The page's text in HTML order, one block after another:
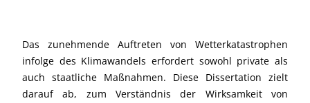
Das zunehmende Auftreten von Wetterkatastrophen
infolge des Klimawandels erfordert sowohl private als
auch staatliche Maßnahmen. Diese Dissertation zielt
darauf ab, zum Verständnis der Wirksamkeit von